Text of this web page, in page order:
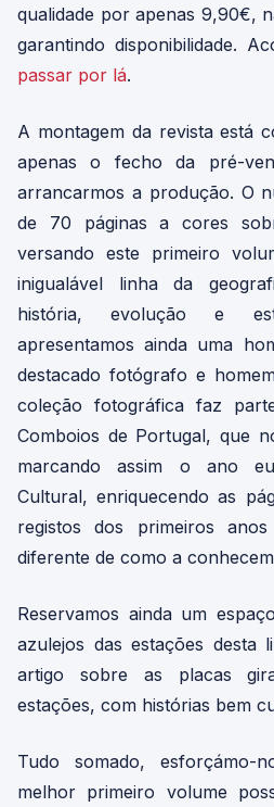
qualidade por apenas 9,90€,
garantindo disponibilidade.
passar por lá.
A montagem da revista está
apenas o fecho da pré-
arrancarmos a produção. O
de 70 páginas a cores
versando este primeiro
inigualável linha da
história, evolução e
apresentamos ainda uma
destacado fotógrafo e
coleção fotográfica faz
Comboios de Portugal, que
marcando assim o ano
Cultural, enriquecendo as
registos dos primeiros
diferente de como a
Reservamos ainda um
azulejos das estações desta
artigo sobre as placas
estações, com histórias bem
Tudo somado,
melhor primeiro volume